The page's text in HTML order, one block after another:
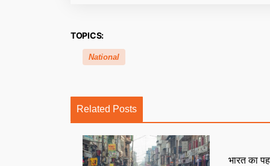
TOPICS:
National
Related Posts
भारत का